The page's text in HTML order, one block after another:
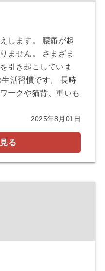
します。 腰痛が起
ません。 さまざま
引き起こしていま
活習慣です。 長時
ークや猫背、重いも
2025年8月01日
る